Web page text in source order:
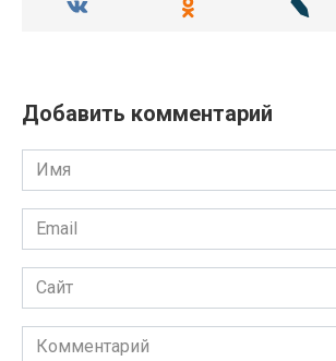
Добавить комментарий
Имя
Email
Сайт
Комментарий